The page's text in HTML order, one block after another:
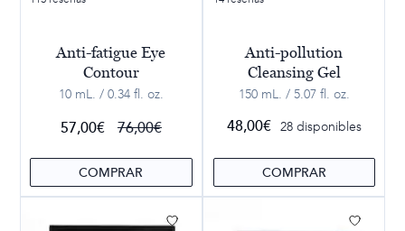
Anti-fatigue Eye
Contour
10 mL. / 0.34 fl. oz.
El
original
era:
76,00€El
es:
76,00€.
57,00€
COMPRAR
Anti-pollution
Cleansing Gel
150 mL. / 5.07 fl. oz.
48,00€ 28 disponibles
COMPRAR